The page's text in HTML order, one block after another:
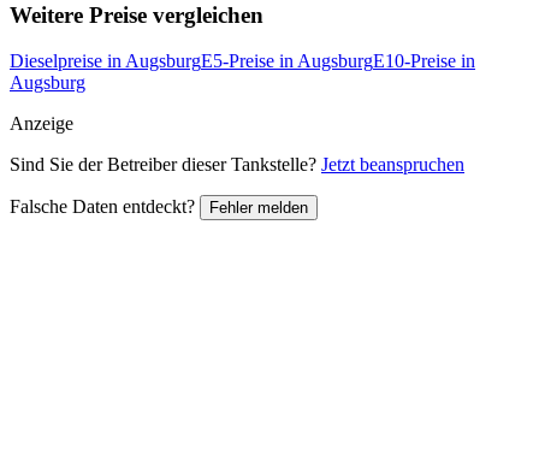
Weitere Preise vergleichen
Dieselpreise in AugsburgE5-Preise in AugsburgE10-Preise in
Augsburg
Anzeige
Sind Sie der Betreiber dieser Tankstelle? Jetzt beanspruchen
Falsche Daten entdeckt? Fehler melden